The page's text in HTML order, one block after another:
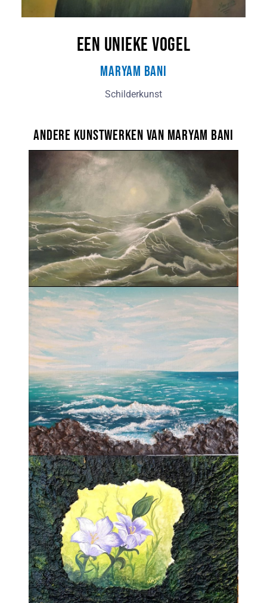
Een unieke vogel
Maryam Bani
Schilderkunst
Andere kunstwerken van Maryam Bani